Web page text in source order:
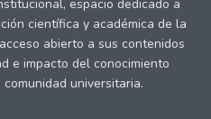
espacio dedicado a
científica y académica de la
abierto a sus contenidos
e impacto del conocimiento
universitaria.